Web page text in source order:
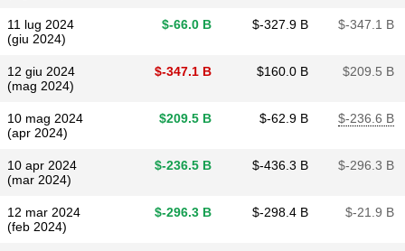
11 lug 2024
(giu 2024)
$​-66.0 B $​-327.9 B $​-347.1 B
12 giu 2024
(mag 2024)
$​-347.1 B $​160.0 B $​209.5 B
10 mag 2024
(apr 2024)
$​209.5 B $​-62.9 B $​-236.6 B
10 apr 2024
(mar 2024)
$​-236.5 B $​-436.3 B $​-296.3 B
12 mar 2024
(feb 2024)
$​-296.3 B $​-298.4 B $​-21.9 B